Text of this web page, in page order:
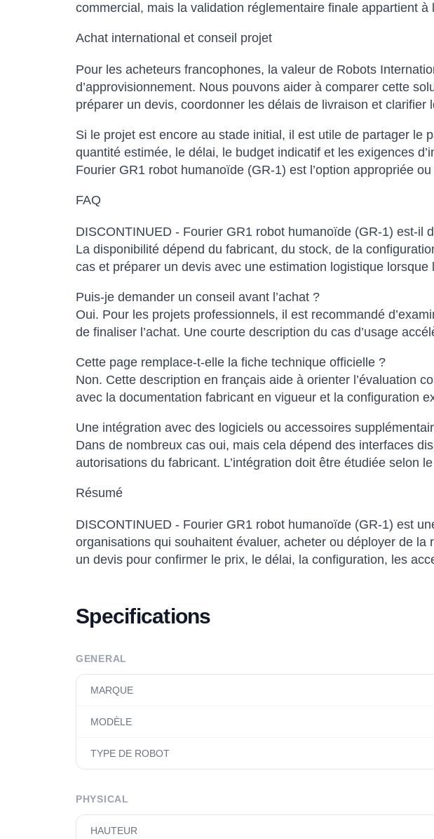
commercial, mais la validation réglementaire finale appartient
Achat international et conseil projet
Pour les acheteurs francophones, la valeur de Robots
d’approvisionnement. Nous pouvons aider à comparer cette
préparer un devis, coordonner les délais de livraison et
Si le projet est encore au stade initial, il est utile de partager le
quantité estimée, le délai, le budget indicatif et les exigences
Fourier GR1 robot humanoïde (GR-1) est l’option appropriée
FAQ
DISCONTINUED - Fourier GR1 robot humanoïde (GR-1) est-il
La disponibilité dépend du fabricant, du stock, de la
cas et préparer un devis avec une estimation logistique lorsque
Puis-je demander un conseil avant l’achat ?
Oui. Pour les projets professionnels, il est recommandé
de finaliser l’achat. Une courte description du cas d’usage
Cette page remplace-t-elle la fiche technique officielle ?
Non. Cette description en français aide à orienter l’évaluation
avec la documentation fabricant en vigueur et la configuration
Une intégration avec des logiciels ou accessoires
Dans de nombreux cas oui, mais cela dépend des interfaces
autorisations du fabricant. L’intégration doit être étudiée selon
Résumé
DISCONTINUED - Fourier GR1 robot humanoïde (GR-1) est
organisations qui souhaitent évaluer, acheter ou déployer de
un devis pour confirmer le prix, le délai, la configuration, les
Specifications
GENERAL
MARQUE
MODÈLE
TYPE DE ROBOT
PHYSICAL
HAUTEUR